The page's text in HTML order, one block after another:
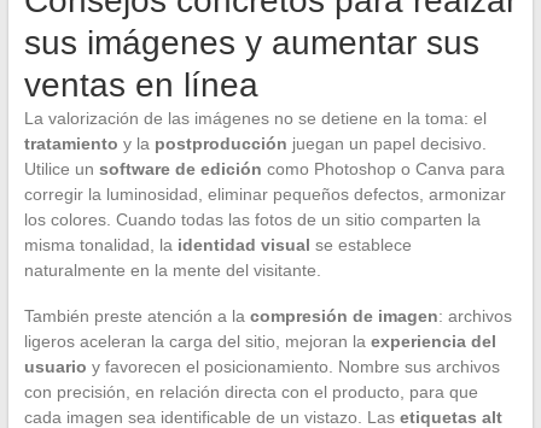
sus imágenes y aumentar sus
ventas en línea
La valorización de las imágenes no se detiene en la toma: el
tratamiento y la postproducción juegan un papel decisivo.
Utilice un software de edición como Photoshop o Canva para
corregir la luminosidad, eliminar pequeños defectos, armonizar
los colores. Cuando todas las fotos de un sitio comparten la
misma tonalidad, la identidad visual se establece
naturalmente en la mente del visitante.
También preste atención a la compresión de imagen: archivos
ligeros aceleran la carga del sitio, mejoran la experiencia del
usuario y favorecen el posicionamiento. Nombre sus archivos
con precisión, en relación directa con el producto, para que
cada imagen sea identificable de un vistazo. Las etiquetas alt